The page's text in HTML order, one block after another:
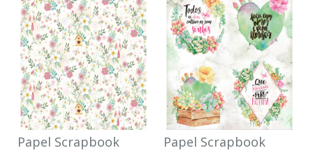
Papel Scrapbook
Papel Scrapbook